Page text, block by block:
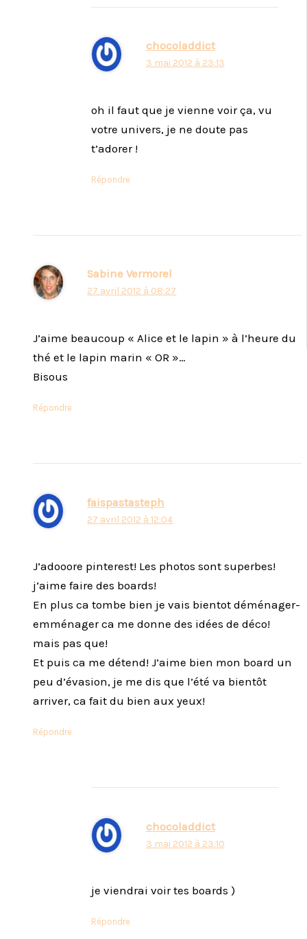
chocoladdict
3 mai 2012 à 23:13
oh il faut que je vienne voir ça, vu
votre univers, je ne doute pas
t’adorer !
Répondre
Sabine Vermorel
27 avril 2012 à 08:27
J’aime beaucoup « Alice et le lapin » à l’heure du
thé et le lapin marin « OR »…
Bisous
Répondre
faispastasteph
27 avril 2012 à 12:04
J’adooore pinterest! Les photos sont superbes!
j’aime faire des boards!
En plus ca tombe bien je vais bientot déménager-
emménager ca me donne des idées de déco!
mais pas que!
Et puis ca me détend! J’aime bien mon board un
peu d’évasion, je me dis que l’été va bientôt
arriver, ca fait du bien aux yeux!
Répondre
chocoladdict
3 mai 2012 à 23:10
je viendrai voir tes boards )
Répondre